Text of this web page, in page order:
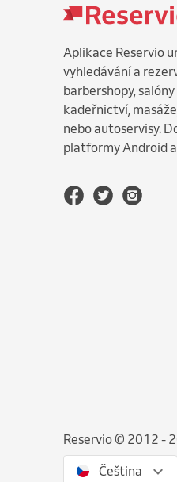
Aplikace Reservio
vyhledávání a
barbershopy,
kadeřnictví,
nebo autoservisy.
platformy Android a
Reservio © 2012 -
Čeština